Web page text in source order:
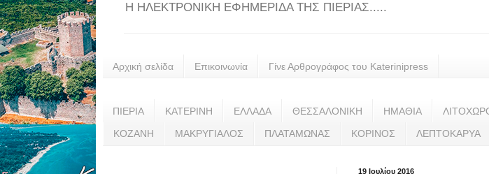
Η ΗΛΕΚΤΡΟΝΙΚΗ ΕΦΗΜΕΡΙΔΑ ΤΗΣ ΠΙΕΡΙΑΣ.....
Αρχική σελίδα Επικοινωνία Γίνε Αρθρογράφος του Katerinipress
ΠΙΕΡΙΑ ΚΑΤΕΡΙΝΗ ΕΛΛΑΔΑ ΘΕΣΣΑΛΟΝΙΚΗ ΗΜΑΘΙΑ
ΚΟΖΑΝΗ ΜΑΚΡΥΓΙΑΛΟΣ ΠΛΑΤΑΜΩΝΑΣ ΚΟΡΙΝΟΣ ΛΕΠΤΟΚΑΡΥΑ
19 Ιουλίου 2016